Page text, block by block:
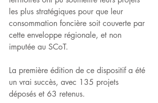
les plus stratégiques pour que leur
consommation foncière soit couverte par
cette enveloppe régionale, et non
imputée au SCoT.
La première édition de ce dispositif a été
un vrai succès, avec 135 projets
déposés et 63 retenus.